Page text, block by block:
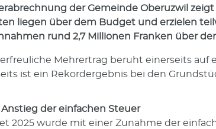
der Gemeinde Oberuzwil
­liegen über dem Budget und erzielen
rund 2,7 Millionen Franken über
erfreuliche Mehrertrag beruht einerseits auf
ist ein Rekordergebnis bei den
der einfachen Steuer
2025 wurde mit einer Zunahme der